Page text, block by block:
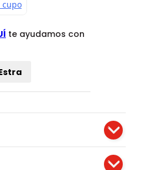
te ayudamos con